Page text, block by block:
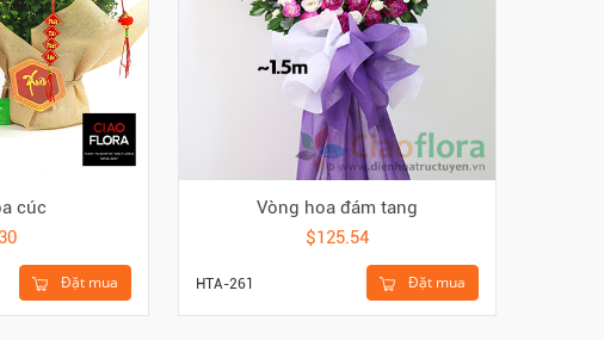
cúc
Đặt mua
Vòng hoa đám tang
$125.54
Đặt mua
HTA-261